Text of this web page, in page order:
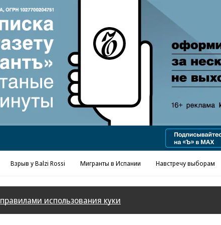
Взрыв у Balzi Rossi Мигранты в Испании Навстречу выборам
правилами использования куки